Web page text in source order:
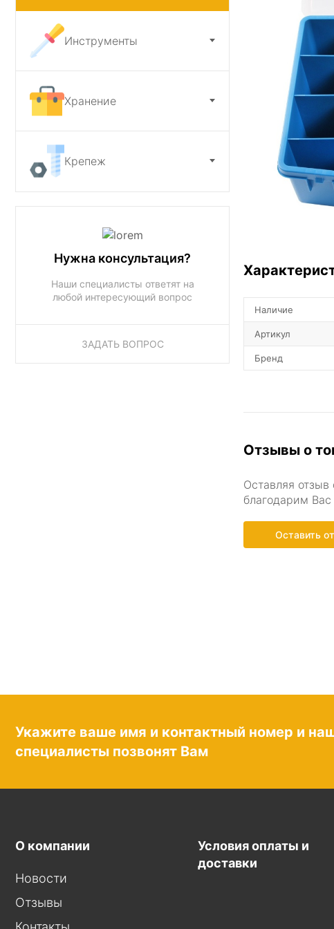
Инструменты
Хранение
Крепеж
Нужна консультация?
Наши специалисты ответят на
любой интересующий вопрос
ЗАДАТЬ ВОПРОС
Наличие
Артикул
Бренд
Отзывы о
Оставляя
благодарим
Оставить
Укажите ваше имя и контактный номер и
специалисты позвонят Вам
О компании
Новости
Отзывы
Условия оплаты и
доставки